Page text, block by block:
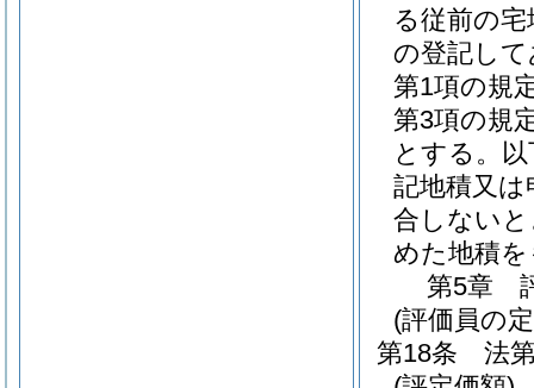
る従前の
の登記し
第1項の規
第3項の規
とする。
記地積又
合しない
めた地積
第5章
(評価員の
第18条
法